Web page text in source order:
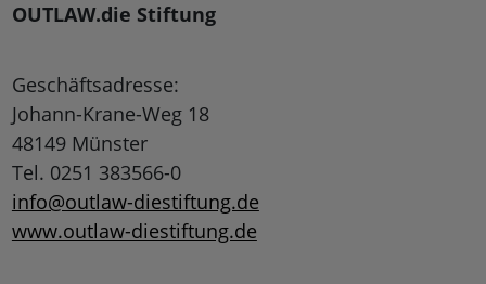
OUTLAW.die Stiftung
Geschäftsadresse:
Johann-Krane-Weg 18
48149 Münster
Tel. 0251 383566-0
info@outlaw-diestiftung.de
www.outlaw-diestiftung.de